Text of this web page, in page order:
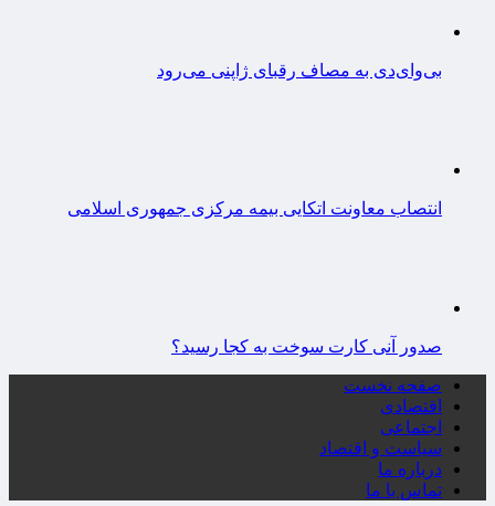
بی‌وای‌دی به مصاف رقبای ژاپنی می‌رود
انتصاب معاونت اتکایی بیمه مرکزی جمهوری اسلامی
صدور آنی کارت سوخت به کجا رسید؟
صفحه نخست
اقتصادی
اجتماعی
سیاست و اقتصاد
درباره ما
تماس با ما